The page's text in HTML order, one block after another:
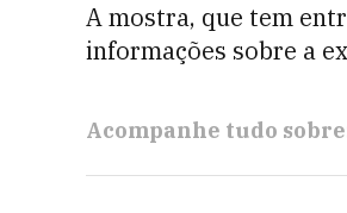
A mostra, que tem
informações sobre a
Acompanhe tudo